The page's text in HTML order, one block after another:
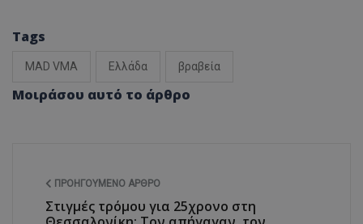
Tags
MAD VMA Ελλάδα βραβεία
Μοιράσου αυτό το άρθρο
ΠΡΟΗΓΟΎΜΕΝΟ ΆΡΘΡΟ
Στιγμές τρόμου για 25χρονο στη